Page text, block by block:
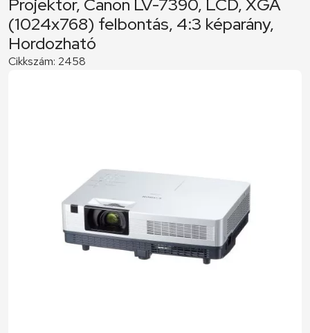
Projektor, Canon LV-7390, LCD, XGA
(1024x768) felbontás, 4:3 képarány,
Hordozható
Cikkszám: 2458